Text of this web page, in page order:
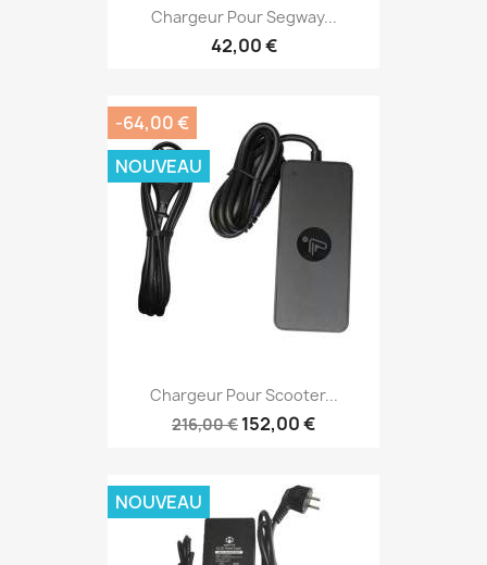
Chargeur Pour Segway...
42,00 €
Chargeur Pour Scooter...
216,00 € 152,00 €
-64,00 €
NOUVEAU
NOUVEAU